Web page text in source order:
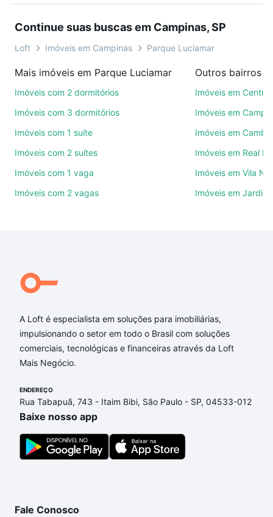
Parque Luciamar, Campinas, SP para conquistar seu
videochamada, é grátis, sem compromisso e você
ainda conta com mais de 46 mil corretores e
de imóveis.
ruas, bairros e até condomínios favoritos. Você
também pode usar os filtros como quantidade de
quartos, suítes, com ou sem vaga de garagem para
comodidades, como piscina, academia, salão de
Parque Luciamar, Campinas, SP?
Imóveis com 3 quartos à venda em Parque
Luciamar, Campinas, SP que custam a partir de R$ 0
e com nossas opções de financiamento imobiliário
as parcelas podem se adequar ao seu orçamento.
no processo de compra, veja em nosso portal
quanto custa comprar um apartamento e conte com
a gente para comprar o imóvel dos seus sonhos
com segurança e conforto. Loft, com você até as
chaves.
Continue suas buscas em Campinas, SP
Loft Imóveis em Campinas Parque Luciamar
Mais imóveis em Parque Luciamar
Imóveis com 2 dormitórios
Imóveis com 3 dormitórios
Imóveis com 1 suíte
Imóveis com 2 suítes
Imóveis com 1 vaga
Imóveis com 2 vagas
Outros bairros
Imóveis em Centro
Imóveis em
Imóveis em Cambuí
Imóveis em Real
Imóveis em Vila
Imóveis em Jardim
A Loft é especialista em soluções para imobiliárias,
impulsionando o setor em todo o Brasil com soluções
comerciais, tecnológicas e financeiras através da Loft
Mais Negócio.
ENDEREÇO
Rua Tabapuã, 743 - Itaim Bibi, São Paulo - SP, 04533-012
Baixe nosso app
Fale Conosco